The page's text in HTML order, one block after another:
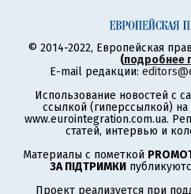
© 2014-2022, Европейская
(подробнее
E-mail редакции:
Использование новостей с
ссылкой (гиперссылкой)
www.eurointegration.com.ua.
статей, интервью и
Материалы с пометкой
ЗА ПІДТРИМКИ
Проект реализуется при